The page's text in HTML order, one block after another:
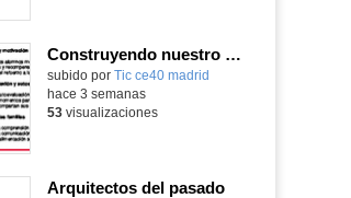
Construyendo nuestro parque de atracciones
subido por Tic ce40 madrid
hace 3 semanas
53visualizaciones
Arquitectos del pasado